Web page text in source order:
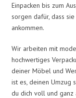
Einpacken bis zum
sorgen dafür, dass
ankommen.
Wir arbeiten mit
hochwertiges
deiner Möbel und
ist es, deinen Umzug
du dich voll und ganz